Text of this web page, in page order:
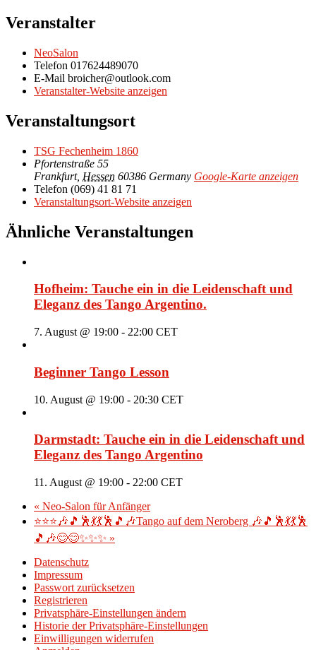
Veranstalter
NeoSalon
Telefon 017624489070
E-Mail broicher@outlook.com
Veranstalter-Website anzeigen
Veranstaltungsort
TSG Fechenheim 1860
Pfortenstraße 55
Frankfurt, Hessen 60386 Germany Google-Karte anzeigen
Telefon (069) 41 81 71
Veranstaltungsort-Website anzeigen
Ähnliche Veranstaltungen
Hofheim: Tauche ein in die Leidenschaft und
Eleganz des Tango Argentino.
7. August @ 19:00 - 22:00 CET
Beginner Tango Lesson
10. August @ 19:00 - 20:30 CET
Darmstadt: Tauche ein in die Leidenschaft und
Eleganz des Tango Argentino
11. August @ 19:00 - 22:00 CET
« Neo-Salon für Anfänger
⭐⭐⭐🎶🎵🕺💃💃🕺🎵🎶Tango auf dem Neroberg 🎶🎵🕺💃💃🕺
🎵🎶😊😊✨✨✨ »
Datenschutz
Impressum
Passwort zurücksetzen
Registrieren
Privatsphäre-Einstellungen ändern
Historie der Privatsphäre-Einstellungen
Einwilligungen widerrufen